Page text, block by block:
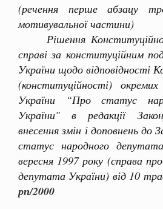
(речення перше абзацу
мотивувальної частини)
Рішення
справі за конституційним
України щодо відповідності
(конституційності)
України “Про статус
України" в редакції
внесення змін і доповнень до
статус народного
вересня 1997 року (справа
депутата України) від 10
рп/2000